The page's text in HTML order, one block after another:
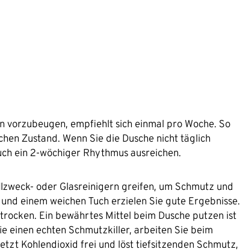
empfiehlt sich einmal pro Woche. So
Zustand. Wenn Sie die Dusche nicht täglich
ein 2-wöchiger Rhythmus ausreichen.
oder Glasreinigern greifen, um Schmutz und
einem weichen Tuch erzielen Sie gute Ergebnisse.
Ein bewährtes Mittel beim Dusche putzen ist
einen echten Schmutzkiller, arbeiten Sie beim
Kohlendioxid frei und löst tiefsitzenden Schmutz,